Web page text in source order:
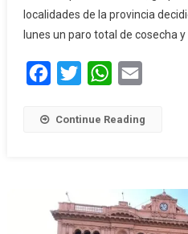
localidades de la provincia
lunes un paro total de cosecha y
Facebook
Twitter WhatsApp
Continue Reading